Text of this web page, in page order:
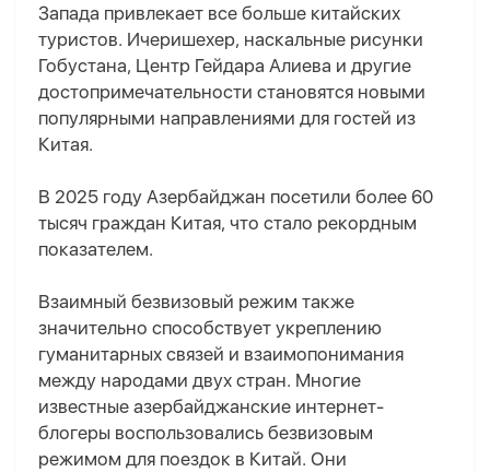
Запада привлекает все больше китайских
туристов. Ичеришехер, наскальные рисунки
Гобустана, Центр Гейдара Алиева и другие
достопримечательности становятся новыми
популярными направлениями для гостей из
Китая.
В 2025 году Азербайджан посетили более 60
тысяч граждан Китая, что стало рекордным
показателем.
Взаимный безвизовый режим также
значительно способствует укреплению
гуманитарных связей и взаимопонимания
между народами двух стран. Многие
известные азербайджанские интернет-
блогеры воспользовались безвизовым
режимом для поездок в Китай. Они